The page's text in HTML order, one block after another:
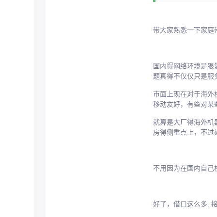
带大家熟悉一下家庭
国内得网络环境是
题真得不仅仅只是服
市面上现在对于海外
移动友好，有些对某
就算是大厂得海外机
房得侧重点上，不
不用因为在国内自
好了，借口这么多..